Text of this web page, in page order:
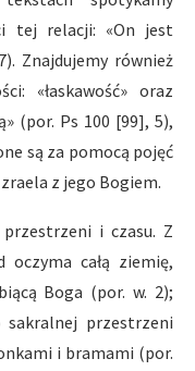
tej relacji: «On jest
Znajdujemy również
«łaskawość» oraz
(por. Ps 100 [99], 5),
są za pomocą pojęć
z jego Bogiem.
i czasu. Z
całą ziemię,
Boga (por. w. 2);
przestrzeni
i bramami (por.